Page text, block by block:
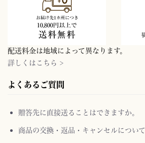
配送料金は地域によって異なります。
詳しくはこちら >
よくあるご質問
贈答先に直接送ることはできますか。
商品の交換・返品・キャンセルについて